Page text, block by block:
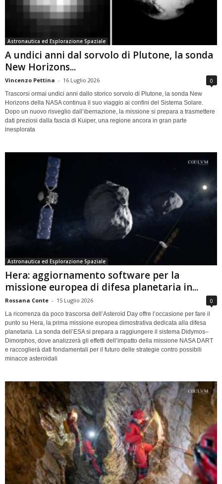
Astronautica ed Esplorazione Spaziale
A undici anni dal sorvolo di Plutone, la sonda
New Horizons...
Vincenzo Pettina - 16 Luglio 2026 0
Trascorsi ormai undici anni dallo storico sorvolo di Plutone, la sonda New
Horizons della NASA continua il suo viaggio ai confini del Sistema Solare.
Dopo un nuovo risveglio dall’ibernazione, la missione si prepara a trasmettere
dati preziosi dalla fascia di Kuiper, una regione ancora in gran parte
inesplorata
Astronautica ed Esplorazione Spaziale
Hera: aggiornamento software per la
missione europea di difesa planetaria in...
Rossana Conte - 15 Luglio 2026 0
La ricorrenza da poco trascorsa dell’Asteroid Day offre l’occasione per fare il
punto su Hera, la prima missione europea dimostrativa dedicata alla difesa
planetaria. La sonda dell’ESA si prepara a raggiungere il sistema Didymos–
Dimorphos, dove analizzerà gli effetti dell’impatto della missione NASA DART
e raccoglierà dati fondamentali per il futuro delle strategie contro possibili
minacce asteroidali